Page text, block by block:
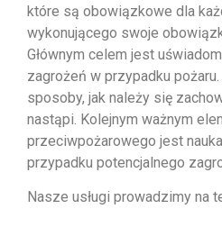
które są obowiązkowe dla
wykonującego swoje
Głównym celem jest
zagrożeń w przypadku
sposoby, jak należy się
nastąpi. Kolejnym ważnym
przeciwpożarowego jest
przypadku potencjalnego
Nasze usługi prowadzimy na